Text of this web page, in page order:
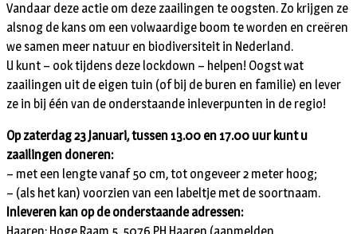
Vandaar deze actie om deze zaailingen te oogsten. Zo krijgen ze
alsnog de kans om een volwaardige boom te worden en creëren
we samen meer natuur en biodiversiteit in Nederland.
U kunt – ook tijdens deze lockdown – helpen! Oogst wat
zaailingen uit de eigen tuin (of bij de buren en familie) en lever
ze in bij één van de onderstaande inleverpunten in de regio!
Op zaterdag 23 Januari, tussen 13.00 en 17.00 uur kunt u
zaailingen doneren:
– met een lengte vanaf 50 cm, tot ongeveer 2 meter hoog;
– (als het kan) voorzien van een labeltje met de soortnaam.
Inleveren kan op de onderstaande adressen: